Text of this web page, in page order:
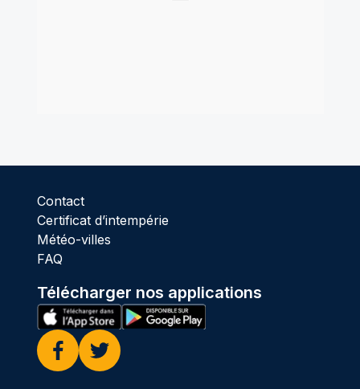
Contact
Certificat d’intempérie
Météo-villes
FAQ
Télécharger nos applications
Facebook
Twitter